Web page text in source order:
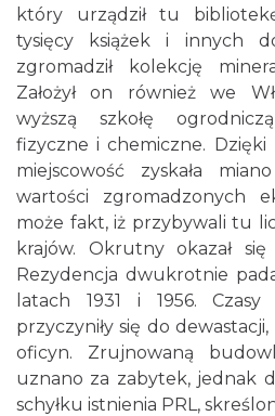
który urządził tu
tysięcy książek i innych
zgromadził kolekcję
Założył on również we
wyższą szkołę
fizyczne i chemiczne. Dzięki
miejscowość zyskała
wartości zgromadzonych
może fakt, iż przybywali tu
krajów. Okrutny okazał
Rezydencja dwukrotnie
latach 1931 i 1956.
przyczyniły się do dewastacji,
oficyn. Zrujnowaną
uznano za zabytek, jednak
schyłku istnienia PRL,